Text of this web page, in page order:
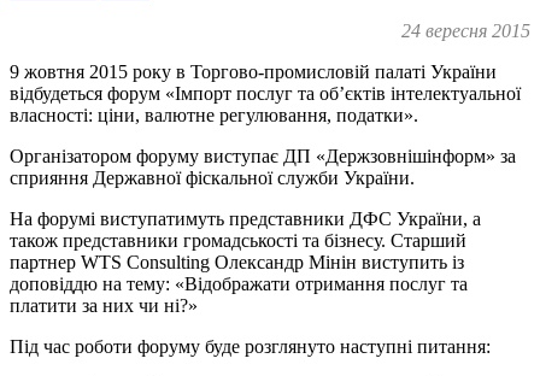
24 вересня 2015
9 жовтня 2015 року в Торгово-промисловій палаті України
відбудеться форум «Імпорт послуг та об’єктів інтелектуальної
власності: ціни, валютне регулювання, податки».
Організатором форуму виступає ДП «Держзовнішінформ» за
сприяння Державної фіскальної служби України.
На форумі виступатимуть представники ДФС України, а
також представники громадськості та бізнесу. Старший
партнер WTS Consulting Олександр Мінін виступить із
доповіддю на тему: «Відображати отримання послуг та
платити за них чи ні?»
Під час роботи форуму буде розглянуто наступні питання: